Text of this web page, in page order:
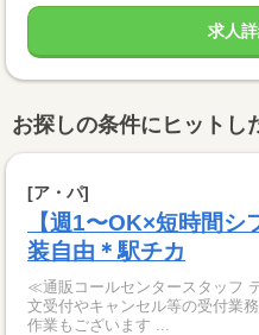
求人
お探しの条件にヒットし
[ア・パ]
【週1〜OK×短時間
装自由＊駅チカ
≪通販コールセンタースタッフ
文受付やキャンセル等の受付業
作業もございます ...